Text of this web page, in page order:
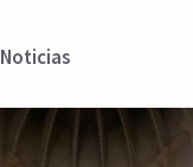
Noticias